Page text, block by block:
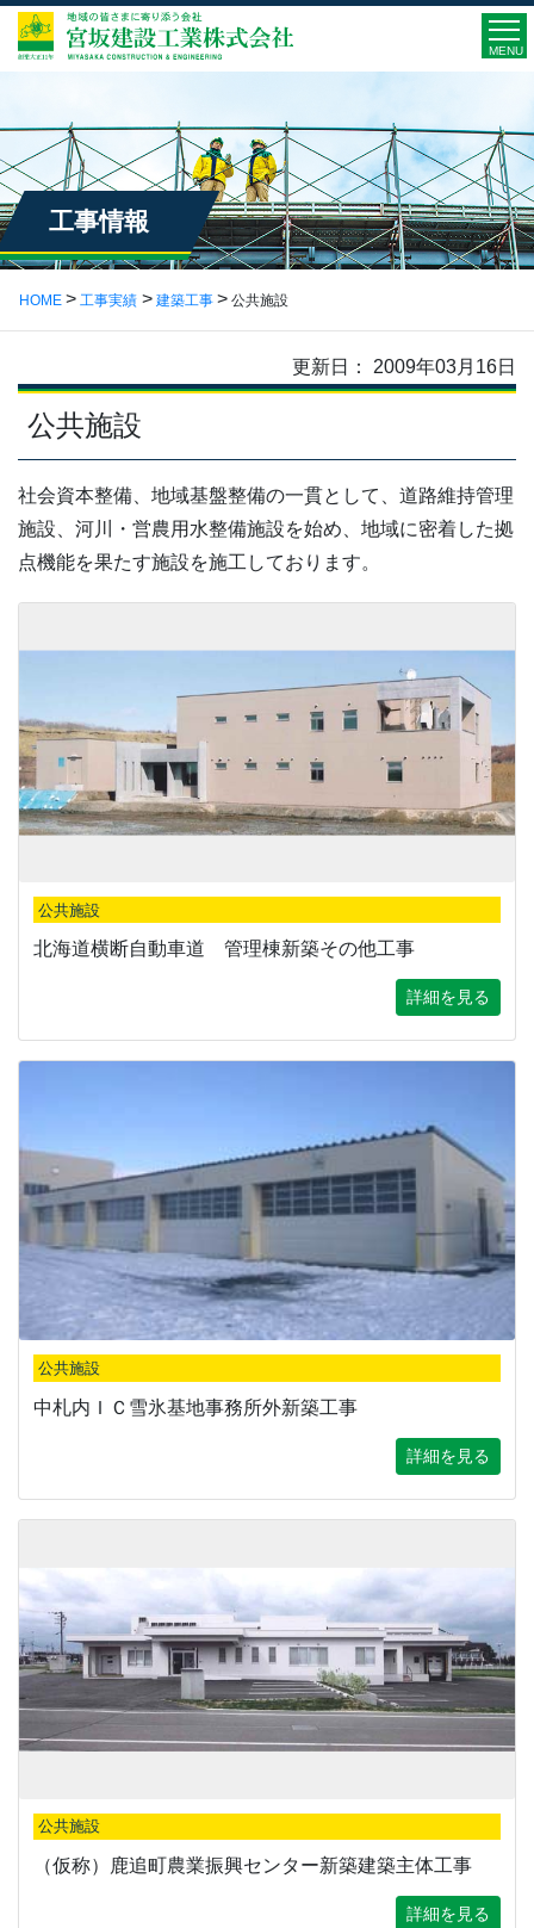
MENU
工事情報
HOME 工事実績 建築工事 公共施設
更新日： 2009年03月16日
公共施設
社会資本整備、地域基盤整備の一貫として、道路維持管理
施設、河川・営農用水整備施設を始め、地域に密着した拠
点機能を果たす施設を施工しております。
公共施設
北海道横断自動車道 管理棟新築その他工事
詳細を見る
公共施設
中札内ＩＣ雪氷基地事務所外新築工事
詳細を見る
公共施設
（仮称）鹿追町農業振興センター新築建築主体工事
詳細を見る